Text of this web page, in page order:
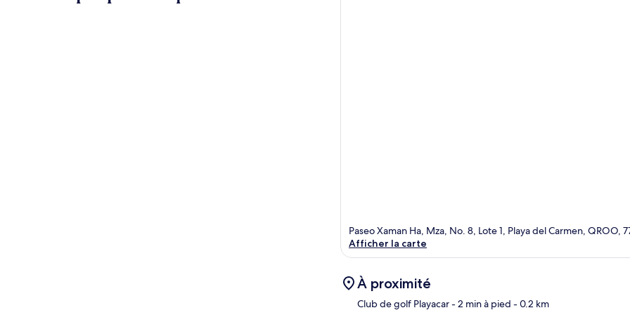
Paseo Xaman Ha, Mza, No. 8, Lote 1, Playa del Carmen, QROO,
Afficher la carte
À proximité
Club de golf Playacar- 2 min à pied - 0.2 km